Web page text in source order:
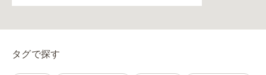
タグで探す